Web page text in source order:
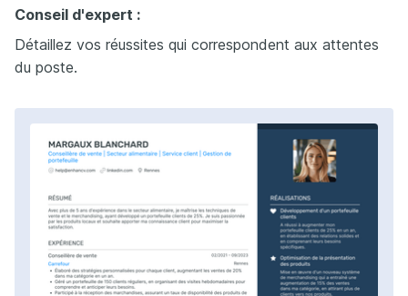
Conseil d'expert :
Détaillez vos réussites qui correspondent aux attentes
du poste.